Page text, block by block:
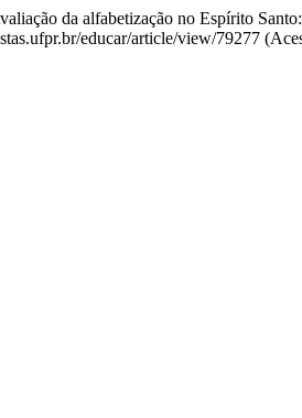
da alfabetização no Espírito
educar/article/view/79277